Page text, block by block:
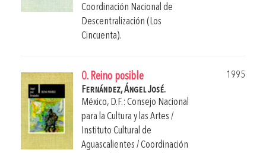
Coordinación Nacional de
Descentralización (Los
Cincuenta).
0. Reino posible
1995
Fernández, Ángel José.
México, D.F.: Consejo Nacional
para la Cultura y las Artes /
Instituto Cultural de
Aguascalientes / Coordinación